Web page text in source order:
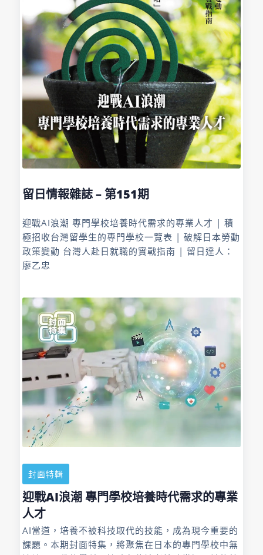
留日情報雜誌 – 第151期
迎戰AI浪潮 專門學校培養時代需求的專業人才 | 積
極招收台灣留學生的專門學校一覽表 | 破解日本勞動
政策變動 台灣人赴日就職的實戰指南 | 留日達人：
廖乙忠
封面特輯
迎戰AI浪潮 專門學校培養時代需求的專業
人才
AI當道，培養不被科技取代的技能，成為現今重要的
課題。本期封面特集，將聚焦在日本的專門學校中無